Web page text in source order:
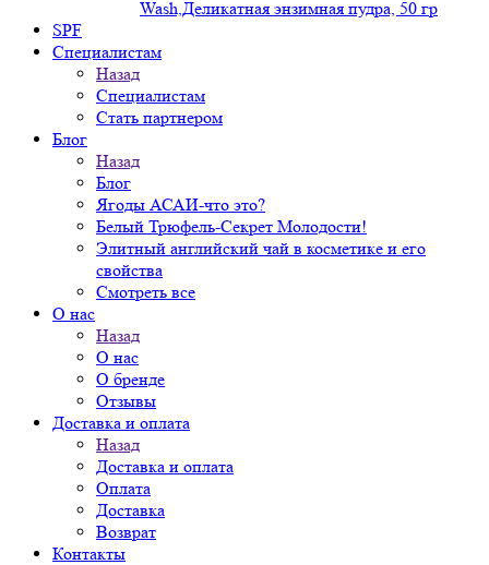
Wash,Деликатная энзимная пудра, 50 гр
SPF
Специалистам
Назад
Специалистам
Стать партнером
Блог
Назад
Блог
Ягоды АСАИ-что это?
Белый Трюфель-Секрет Молодости!
Элитный английский чай в косметике и его
свойства
Смотреть все
О нас
Назад
О нас
О бренде
Отзывы
Доставка и оплата
Назад
Доставка и оплата
Оплата
Доставка
Возврат
Контакты